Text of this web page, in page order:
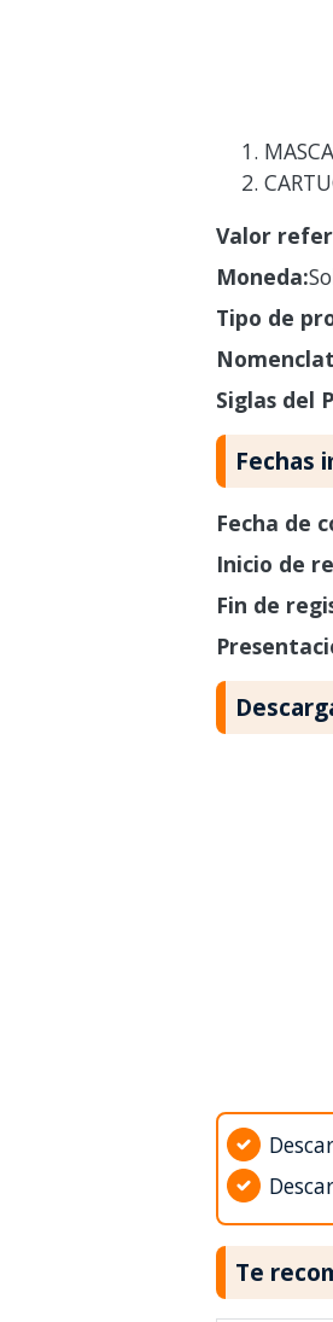
Valor
Moneda:
Tipo de
Siglas del
Fechas
Fecha de
Inicio de
Fin de
Te